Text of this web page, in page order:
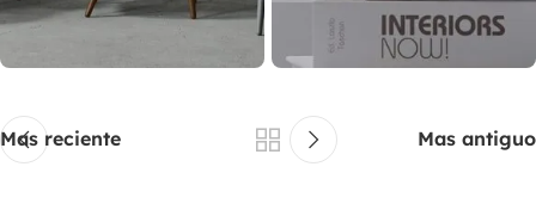
Mas reciente Mas antiguo